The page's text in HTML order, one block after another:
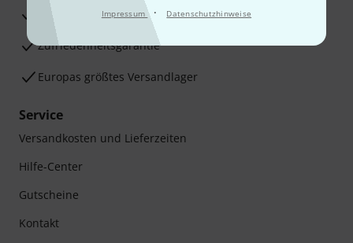
Impressum · Datenschutzhinweise
Beratung durch Fachexperten
Zufriedenheitsgarantie
Europas größtes Versandlager
Service
Versandkosten und Lieferzeiten
Hilfe-Center
Gutscheine
Kontakt